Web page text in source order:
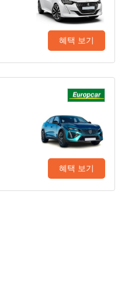
혜택 보기
혜택 보기